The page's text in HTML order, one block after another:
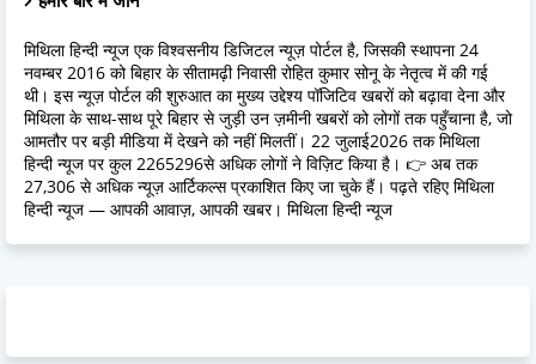
मिथिला हिन्दी न्यूज एक विश्वसनीय डिजिटल न्यूज़ पोर्टल है, जिसकी स्थापना 24
नवम्बर 2016 को बिहार के सीतामढ़ी निवासी रोहित कुमार सोनू के नेतृत्व में की गई
थी। इस न्यूज़ पोर्टल की शुरुआत का मुख्य उद्देश्य पॉजिटिव खबरों को बढ़ावा देना और
मिथिला के साथ-साथ पूरे बिहार से जुड़ी उन ज़मीनी खबरों को लोगों तक पहुँचाना है, जो
आमतौर पर बड़ी मीडिया में देखने को नहीं मिलतीं। 22 जुलाई2026 तक मिथिला
हिन्दी न्यूज पर कुल 2265296से अधिक लोगों ने विज़िट किया है। 👉 अब तक
27,306 से अधिक न्यूज़ आर्टिकल्स प्रकाशित किए जा चुके हैं। पढ़ते रहिए मिथिला
हिन्दी न्यूज — आपकी आवाज़, आपकी खबर। मिथिला हिन्दी न्यूज